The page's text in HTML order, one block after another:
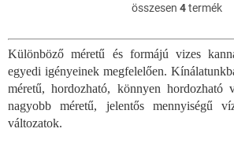
L
s
t
a
i
r
összesen 4termék
Különböző méretű és formájú vizes
egyedi igényeinek megfelelően.
méretű, hordozható, könnyen hordozható
nagyobb méretű, jelentős mennyiségű
változatok.